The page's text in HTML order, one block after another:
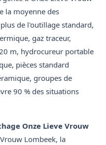
la moyenne des
de l'outillage standard,
gaz traceur,
m, hydrocureur portable
pièces standard
groupes de
90 % des situations
Onze Lieve Vrouw
Lombeek, la